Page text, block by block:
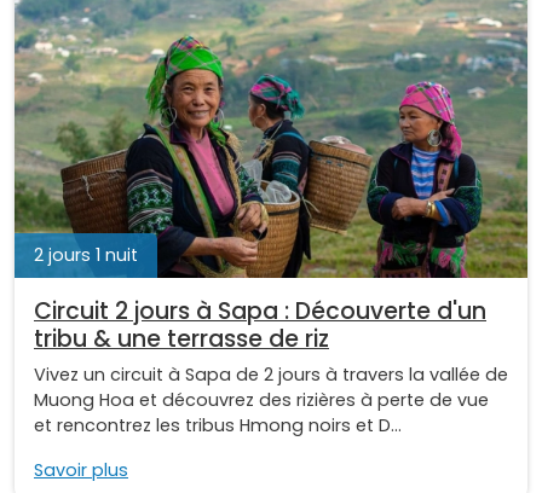
2 jours 1 nuit
Circuit 2 jours à Sapa : Découverte d'un
tribu & une terrasse de riz
Vivez un circuit à Sapa de 2 jours à travers la vallée de
Muong Hoa et découvrez des rizières à perte de vue
et rencontrez les tribus Hmong noirs et D...
Savoir plus